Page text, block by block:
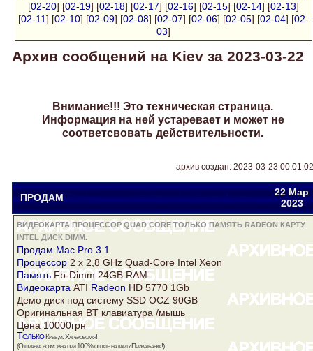
[02-20] [02-19] [02-18] [02-17] [02-16] [02-15] [02-14] [02-13]
[02-11] [02-10] [02-09] [02-08] [02-07] [02-06] [02-05] [02-04] [02-
03]
Архив сообщений на Kiev за 2023-03-22
Внимание!!! Это техническая страница.
Информация на ней устаревает и может не
соответсвовать действительности.
архив создан: 2023-03-23 00:01:02
ПРОДАМ Drake yuriytimoschuk@gmail.com
22 Мар
2023
ВИДЕОКАРТА ПРОЦЕССОР QUAD CORE ТОЛЬКО ПАМЯТЬ RADEON КАРТУ
INTEL ДИСК DIMM.
Продам Mac Pro 3.1
Процессор 2 x 2,8 GHz Quad-Core Intel Xeon
ПамятьFb-Dimm 24GB RAM
Видеокарта ATI Radeon HD 5770 1Gb
Демо диск под систему SSD OCZ 90GB
Оригинальная BT клавиатура /мышь
Цена 10000грн
ТолькоКиев,м. Харьковская!
(Отправка возможна при 100% оплате накартуПриватбанка!)